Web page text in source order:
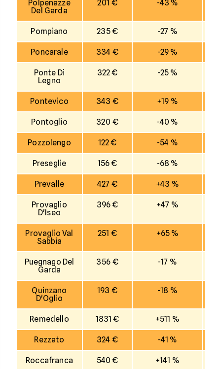
Polpenazze
Del Garda
201 € -43 %
Pompiano 235 € -27 %
Poncarale 334 € -29 %
Ponte Di
Legno
322 € -25 %
Pontevico 343 € +19 %
Pontoglio 320 € -40 %
Pozzolengo 122 € -54 %
Preseglie 156 € -68 %
Prevalle 427 € +43 %
Provaglio
D'Iseo
396 € +47 %
Provaglio Val
Sabbia
251 € +65 %
Puegnago Del
Garda
356 € -17 %
Quinzano
D'Oglio
193 € -18 %
Remedello 1831 € +511 %
Rezzato 324 € -41 %
Roccafranca 540 € +141 %